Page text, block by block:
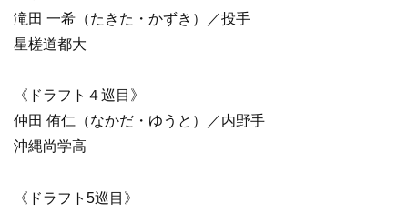
滝田 一希（たきた・かずき）／投手
星槎道都大
《ドラフト４巡目》
仲田 侑仁（なかだ・ゆうと）／内野手
沖縄尚学高
《ドラフト5巡目》